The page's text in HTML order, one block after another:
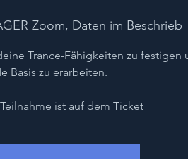
Zoom, Daten im Beschrieb
Trance-Fähigkeiten zu festigen
Basis zu erarbeiten.
ist auf dem Ticket